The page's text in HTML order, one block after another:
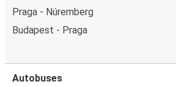
Praga - Núremberg
Budapest - Praga
Autobuses